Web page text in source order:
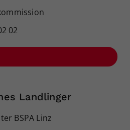
und
durch den ÖTV gültig.
oetv-coachlizenz
02
Landlinger
BSPA Linz